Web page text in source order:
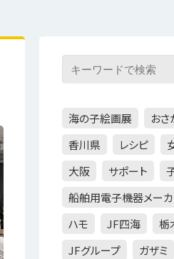
海の子絵画展
お
香川県
レシピ
大阪
サポート
船舶用電子機器メー
ハモ
JF四海 栃
JFグループ
ガザミ